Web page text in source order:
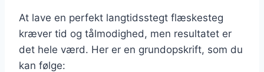
At lave en perfekt langtidsstegt flæskesteg
kræver tid og tålmodighed, men resultatet er
det hele værd. Her er en grundopskrift, som du
kan følge: